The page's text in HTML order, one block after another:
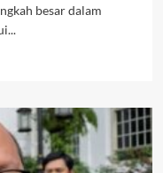
besar dalam